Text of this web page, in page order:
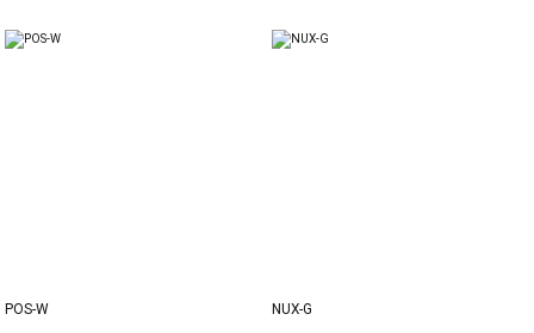
POS-W NUX-G